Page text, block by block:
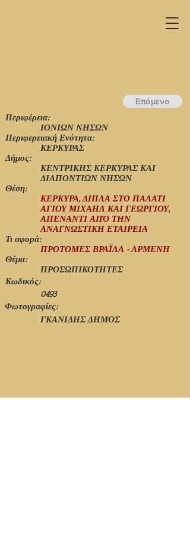
Περιφέρεια:
ΚΕΡΚΥΡΑΣ
ΙΟΝΙΩΝ ΝΗΣΩΝ
Περιφερειακή Ενότητα:
ΚΕΝΤΡΙΚΗΣ ΚΕΡΚΥΡΑΣ ΚΑΙ
ΔΙΑΠΟΝΤΙΩΝ ΝΗΣΩΝ
Δήμος:
Θέση:
ΚΕΡΚΥΡΑ, ΔΙΠΛΑ ΣΤΟ ΠΑΛΑΤΙ
ΑΓΙΟΥ ΜΙΧΑΗΛ ΚΑΙ ΓΕΩΡΓΙΟΥ,
ΑΠΕΝΑΝΤΙ ΑΠΌ ΤΗΝ
ΑΝΑΓΝΩΣΤΙΚΗ ΕΤΑΙΡΕΙΑ
Τι αφορά:
ΠΡΟΤΟΜΕΣ ΒΡΑΪΛΑ - ΑΡΜΕΝΗ
Θέμα:
ΠΡΟΣΩΠΙΚΟΤΗΤΕΣ
Φωτογραφίες:
ΓΚΑΝΙΔΗΣ ΔΗΜΟΣ
Κωδικός:
0493
Επόμενο